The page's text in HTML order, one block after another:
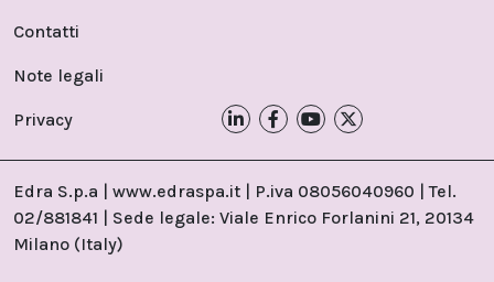
Contatti
Note legali
Privacy
Edra S.p.a | www.edraspa.it | P.iva 08056040960 | Tel.
02/881841 | Sede legale: Viale Enrico Forlanini 21, 20134
Milano (Italy)